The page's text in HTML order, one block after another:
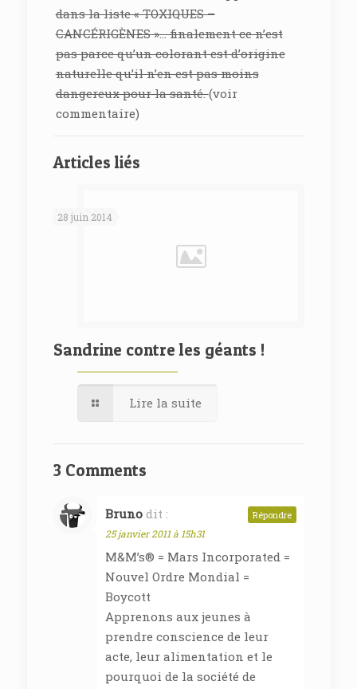
dans la liste « TOXIQUES –
CANCÉRIGÈNES »… finalement ce n’est
pas parce qu’un colorant est d’origine
naturelle qu’il n’en est pas moins
dangereux pour la santé.(voir
commentaire)
Articles liés
28 juin 2014
Sandrine contre les géants !
Lire la suite
3 Comments
Bruno dit :
25 janvier 2011 à 15h31
M&M’s® = Mars Incorporated =
Nouvel Ordre Mondial =
Boycott
Apprenons aux jeunes à
prendre conscience de leur
acte, leur alimentation et le
pourquoi de la société de
Répondre